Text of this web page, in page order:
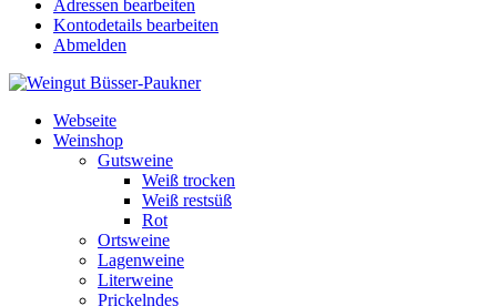
Adressen bearbeiten
Kontodetails bearbeiten
Abmelden
Webseite
Weinshop
Gutsweine
Weiß trocken
Weiß restsüß
Rot
Ortsweine
Lagenweine
Literweine
Prickelndes